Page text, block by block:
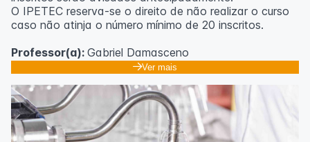
O IPETEC reserva-se o direito de não realizar o curso
caso não atinja o número mínimo de 20 inscritos.
Professor(a): Gabriel Damasceno
Ver mais